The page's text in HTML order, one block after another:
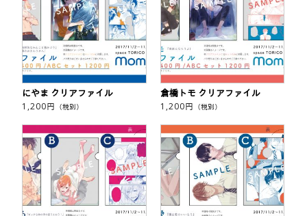
にやま クリアファイル
1,200円 （税別）
倉橋トモ クリアファイル
1,200円 （税別）